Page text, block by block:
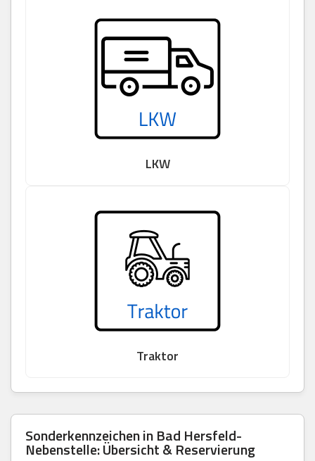
LKW
Traktor
Sonderkennzeichen in Bad Hersfeld-
Nebenstelle: Übersicht & Reservierung